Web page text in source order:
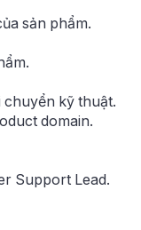
sản phẩm.
kỹ thuật.
domain.
Support Lead.